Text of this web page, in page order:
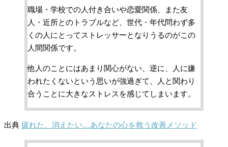
職場・学校での人付き合いや恋愛関係、また友
人・近所とのトラブルなど、世代・年代問わず多
くの人にとってストレッサーとなりうるのがこの
人間関係です。
他人のことにはあまり関心がない、逆に、人に嫌
われたくないという思いが強過ぎて、人と関わり
合うことに大きなストレスを感じてしまいます。
出典 疲れた、消えたい…あなたの心を救う改善メソッド